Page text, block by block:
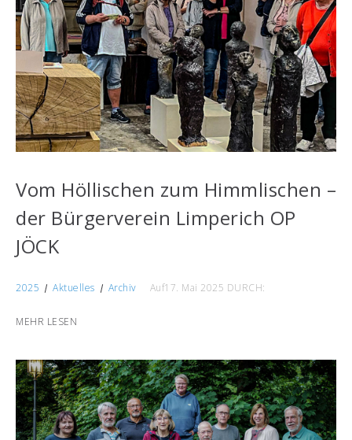
Vom Höllischen zum Himmlischen –
der Bürgerverein Limperich OP
JÖCK
2025 Aktuelles Archiv Auf17. Mai 2025 DURCH:
MEHR LESEN